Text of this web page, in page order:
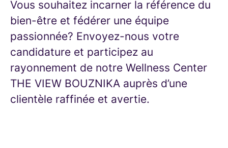
Vous souhaitez incarner la référence du
bien-être et fédérer une équipe
passionnée? Envoyez-nous votre
candidature et participez au
rayonnement de notre Wellness Center
THE VIEW BOUZNIKA auprès d’une
clientèle raffinée et avertie.